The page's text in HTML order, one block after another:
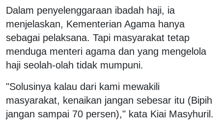
Dalam penyelenggaraan ibadah haji, ia
menjelaskan, Kementerian Agama hanya
sebagai pelaksana. Tapi masyarakat tetap
menduga menteri agama dan yang mengelola
haji seolah-olah tidak mumpuni.
"Solusinya kalau dari kami mewakili
masyarakat, kenaikan jangan sebesar itu (Bipih
jangan sampai 70 persen)," kata Kiai Masyhuril.